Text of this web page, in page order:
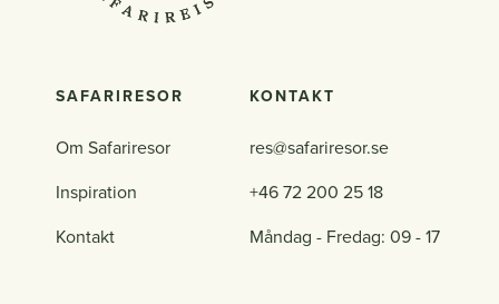
SAFARIRESOR
Om Safariresor
Inspiration
Kontakt
KONTAKT
res@safariresor.se
+46 72 200 25 18
Måndag - Fredag: 09 - 17